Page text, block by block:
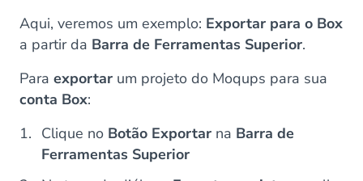
Aqui, veremos um exemplo: Exportar para o Box
a partir da Barra de Ferramentas Superior.
Para exportar um projeto do Moqups para sua
conta Box:
Clique no Botão Exportar na Barra de
Ferramentas Superior